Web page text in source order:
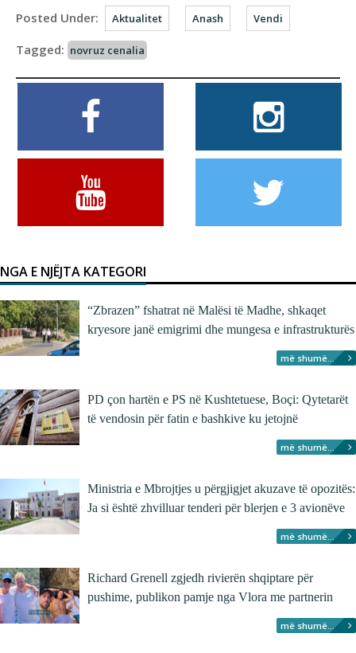
Posted Under: Aktualitet Anash Vendi
Tagged: novruz cenalia
NGA E NJËJTA KATEGORI
“Zbrazen” fshatrat në Malësi të Madhe, shkaqet
kryesore janë emigrimi dhe mungesa e infrastrukturës
më shumë...
PD çon hartën e PS në Kushtetuese, Boçi: Qytetarët
të vendosin për fatin e bashkive ku jetojnë
më shumë...
Ministria e Mbrojtjes u përgjigjet akuzave të opozitës:
Ja si është zhvilluar tenderi për blerjen e 3 avionëve
më shumë...
Richard Grenell zgjedh rivierën shqiptare për
pushime, publikon pamje nga Vlora me partnerin
më shumë...